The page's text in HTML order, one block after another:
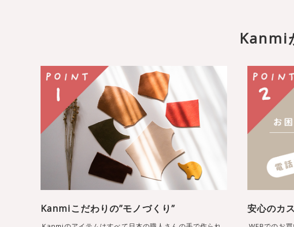
Kanmi
Kanmiこだわりの”モノづくり” 安心のカ